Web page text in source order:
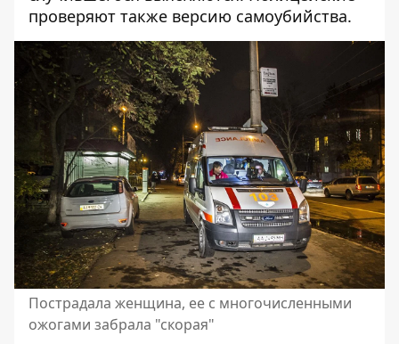
проверяют также версию самоубийства.
Пострадала женщина, ее с многочисленными
ожогами забрала "скорая"